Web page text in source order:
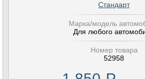
Стандарт
Марка/модель
Для любого
Номер товара
52958